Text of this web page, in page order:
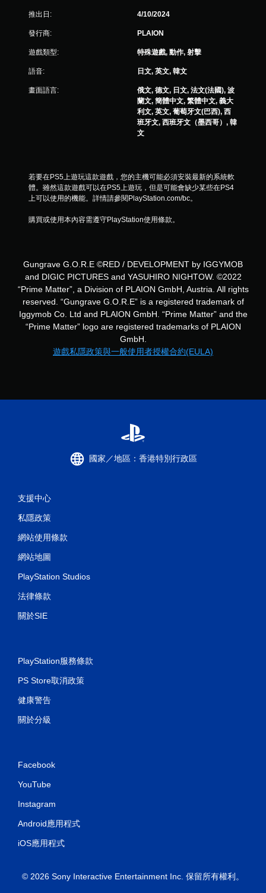
分
推出日: 4/10/2024
發行商: PLAION
遊戲類型: 特殊遊戲, 動作, 射擊
語音: 日文, 英文, 韓文
畫面語言:
俄文, 德文, 日文, 法文(法國), 波
蘭文, 簡體中文, 繁體中文, 義大
利文, 英文, 葡萄牙文(巴西), 西
班牙文, 西班牙文（墨西哥）, 韓
文
若要在PS5上遊玩這款遊戲，您的主機可能必須安裝最新的系統軟
體。雖然這款遊戲可以在PS5上遊玩，但是可能會缺少某些在PS4
上可以使用的機能。詳情請參閱PlayStation.com/bc。
購買或使用本內容需遵守PlayStation使用條款。
Gungrave G.O.R.E ©RED / DEVELOPMENT by IGGYMOB
and DIGIC PICTURES and YASUHIRO NIGHTOW. ©2022
“Prime Matter”, a Division of PLAION GmbH, Austria. All rights
reserved. “Gungrave G.O.R.E” is a registered trademark of
Iggymob Co. Ltd and PLAION GmbH. “Prime Matter” and the
“Prime Matter” logo are registered trademarks of PLAION
GmbH.
遊戲私隱政策與一般使用者授權合約(EULA)
國家／地區：香港特別行政區
支援中心
私隱政策
網站使用條款
網站地圖
PlayStation Studios
法律條款
關於SIE
PlayStation服務條款
PS Store取消政策
健康警告
關於分級
Facebook
YouTube
Instagram
Android應用程式
iOS應用程式
© 2026 Sony Interactive Entertainment Inc. 保留所有權利。